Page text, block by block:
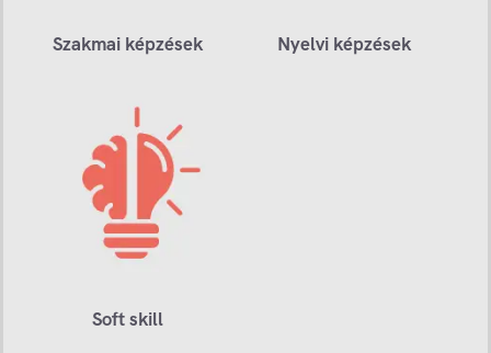
Szakmai képzések Nyelvi képzések
Soft skill